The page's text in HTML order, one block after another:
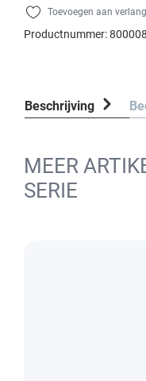
Toevoegen aan
Productnummer:
Beschrijving
MEER
SERIE